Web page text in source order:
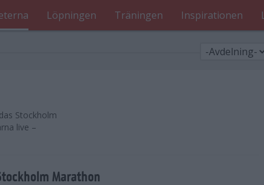
Löpningen Träningen Inspirationen
Stockholm
live –
Marathon